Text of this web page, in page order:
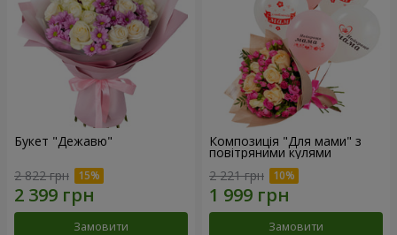
Букет "Дежавю"
2 822 грн
Замовити
Композиція "Для мами" з
повітряними кулями
2 221 грн
Замовити